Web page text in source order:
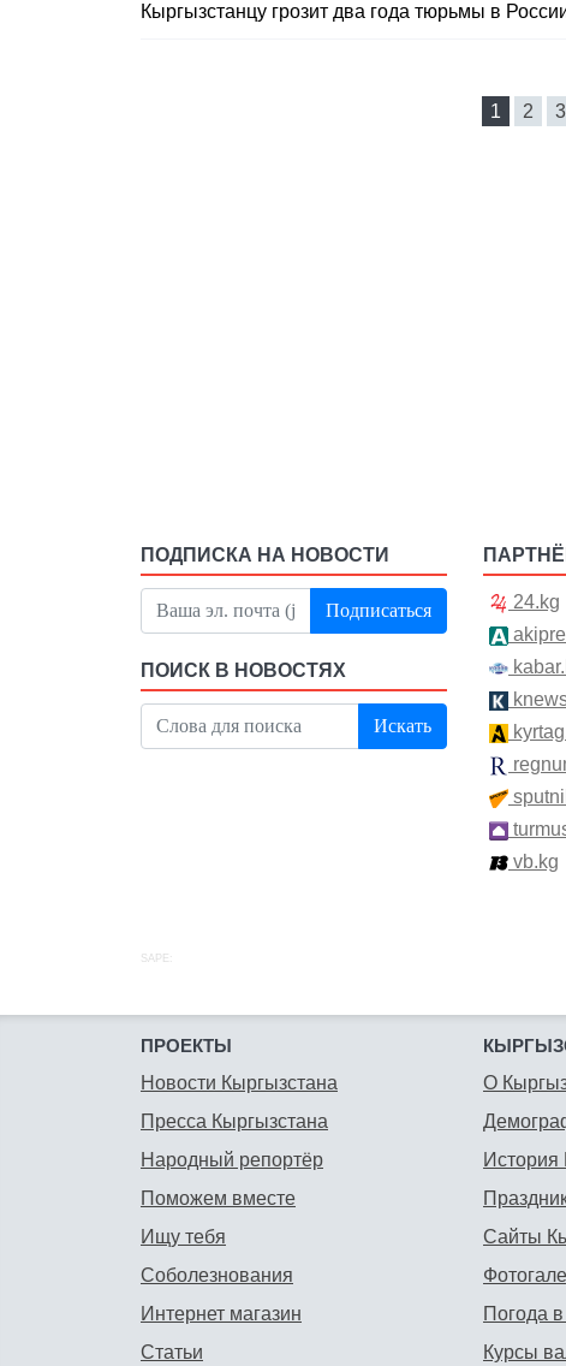
Кыргызстанцу грозит два года тюрьмы в
1 2 3
ПОДПИСКА НА НОВОСТИ
Подписаться
ПОИСК В НОВОСТЯХ
Искать
24.kg
vb.kg
SAPE:
ПРОЕКТЫ
Новости Кыргызстана
Пресса Кыргызстана
Народный репортёр
Поможем вместе
Ищу тебя
Соболезнования
Интернет магазин
Статьи
О
История
Сайты
Погода
Курсы